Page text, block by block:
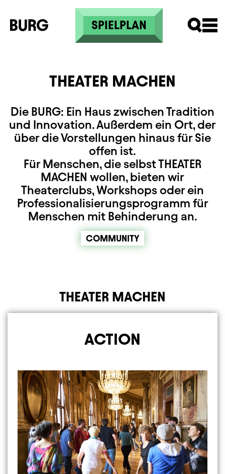
Skip to main content
SPIELPLAN
THEATER MACHEN
Die BURG: Ein Haus zwischen Tradition
und Innovation. Außerdem ein Ort, der
über die Vorstellungen hinaus für Sie
offen ist.
Für Menschen, die selbst THEATER
MACHEN wollen, bieten wir
Theaterclubs, Workshops oder ein
Professionalisierungsprogramm für
Menschen mit Behinderung an.
COMMUNITY
THEATER MACHEN
ACTION
Image